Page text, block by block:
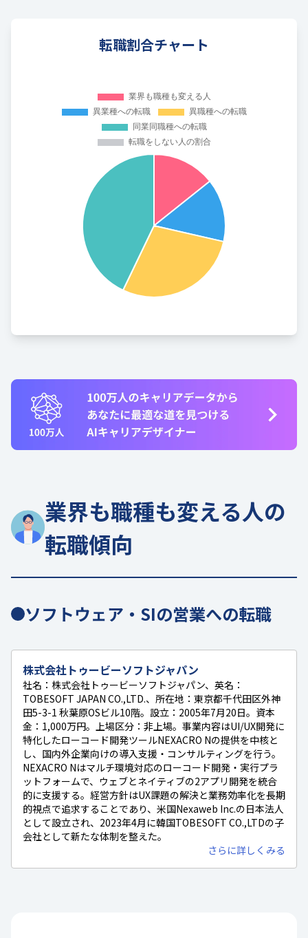
転職割合チャート
業界も職種も変える人の
転職傾向
ソフトウェア・SIの営業への転職
株式会社トゥービーソフトジャパン
社名：株式会社トゥービーソフトジャパン、英名：
TOBESOFT JAPAN CO.,LTD.、所在地：東京都千代田区外神
田5-3-1 秋葉原OSビル10階。設立：2005年7月20日。資本
金：1,000万円。上場区分：非上場。事業内容はUI/UX開発に
特化したローコード開発ツールNEXACRO Nの提供を中核と
し、国内外企業向けの導入支援・コンサルティングを行う。
NEXACRO Nはマルチ環境対応のローコード開発・実行プラ
ットフォームで、ウェブとネイティブの2アプリ開発を統合
的に支援する。経営方針はUX課題の解決と業務効率化を長期
的視点で追求することであり、米国Nexaweb Inc.の日本法人
として設立され、2023年4月に韓国TOBESOFT CO.,LTDの子
会社として新たな体制を整えた。
さらに詳しくみる